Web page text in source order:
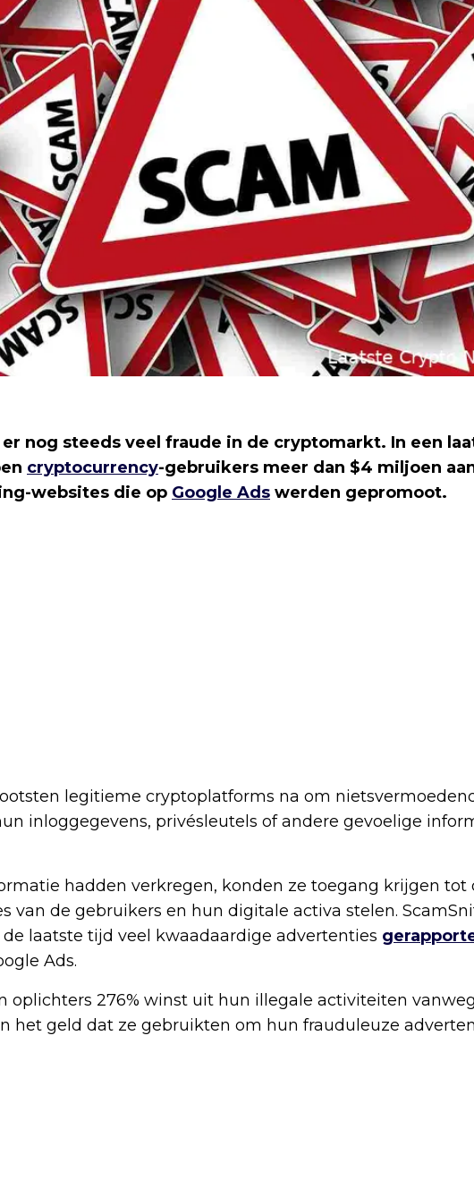
nog steeds veel fraude in de cryptomarkt. In een
cryptocurrency-gebruikers meer dan $4 miljoen
websites die op Google Ads werden gepromoot.
legitieme cryptoplatforms na om
inloggegevens, privésleutels of andere gevoelige
hadden verkregen, konden ze toegang krijgen tot
van de gebruikers en hun digitale activa stelen.
laatste tijd veel kwaadaardige advertenties
Ads.
oplichters 276% winst uit hun illegale activiteiten
het geld dat ze gebruikten om hun frauduleuze